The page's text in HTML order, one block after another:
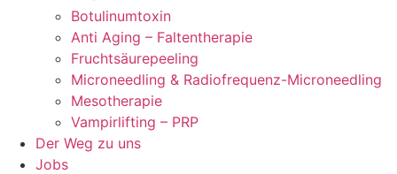
Botulinumtoxin
Anti Aging – Faltentherapie
Fruchtsäurepeeling
Microneedling & Radiofrequenz-Microneedling
Mesotherapie
Vampirlifting – PRP
Der Weg zu uns
Jobs